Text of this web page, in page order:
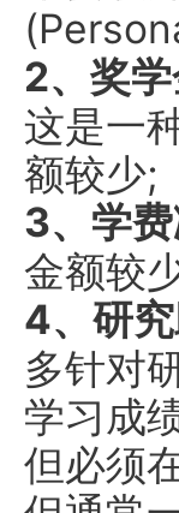
2、奖
这是一
额较少;
3、学
金额较
4、研
多针对
学习成
但必须